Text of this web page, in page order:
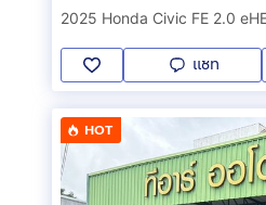
2025 Honda Civic FE 2.0
แชท
HOT